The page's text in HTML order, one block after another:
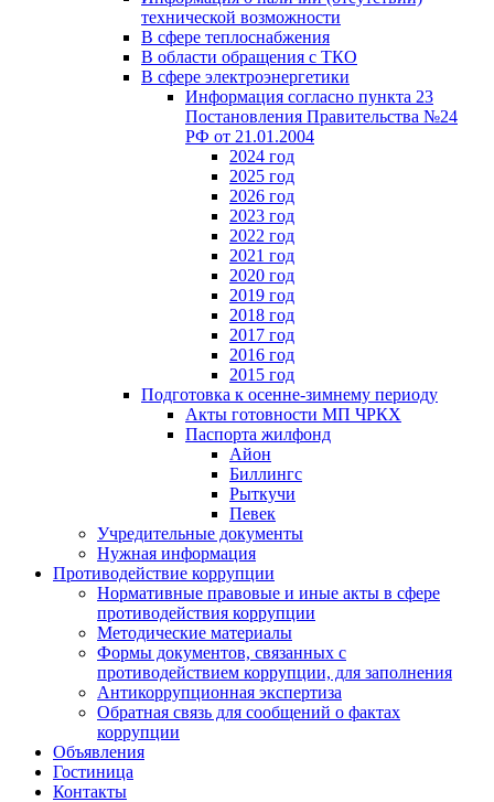
технической возможности
В сфере теплоснабжения
В области обращения с ТКО
В сфере электроэнергетики
Информация согласно пункта 23
Постановления Правительства №24
РФ от 21.01.2004
2024 год
2025 год
2026 год
2023 год
2022 год
2021 год
2020 год
2019 год
2018 год
2017 год
2016 год
2015 год
Подготовка к осенне-зимнему периоду
Акты готовности МП ЧРКХ
Паспорта жилфонд
Айон
Биллингс
Рыткучи
Певек
Учредительные документы
Нужная информация
Противодействие коррупции
Нормативные правовые и иные акты в сфере
противодействия коррупции
Методические материалы
Формы документов, связанных с
противодействием коррупции, для заполнения
Антикоррупционная экспертиза
Обратная связь для сообщений о фактах
коррупции
Объявления
Гостиница
Контакты